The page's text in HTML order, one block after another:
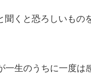
聞くと恐ろしいも
一生のうちに一度